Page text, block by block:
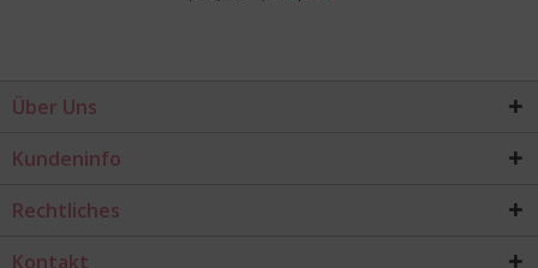
Über Uns
Kundeninfo
Rechtliches
Kontakt